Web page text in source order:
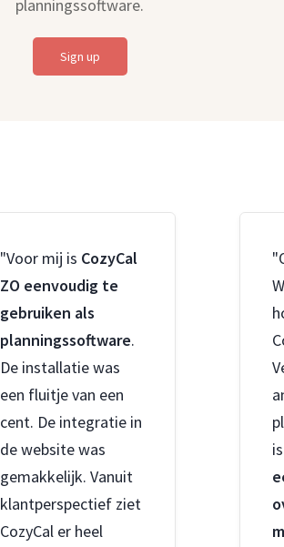
planningssoftware.
Sign up
"Voor mij is CozyCal
ZO eenvoudig te
gebruiken als
planningssoftware.
De installatie was
een fluitje van een
cent. De integratie in
de website was
gemakkelijk. Vanuit
klantperspectief ziet
CozyCal er heel